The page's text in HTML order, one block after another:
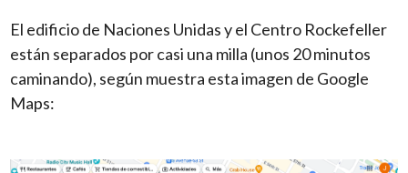
El edificio de Naciones Unidas y el Centro Rockefeller
están separados por casi una milla (unos 20 minutos
caminando), según muestra esta imagen de Google
Maps: